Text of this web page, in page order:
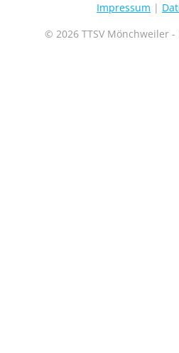
Impressum |
© 2026 TTSV Mönchweiler